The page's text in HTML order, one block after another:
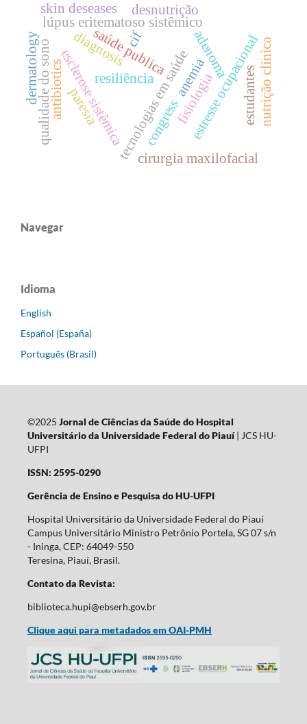
adenoma
tecnologias em saúde
esclerose sistêmica
lúpus eritematoso sistêmico
resiliência
cirurgia maxilofacial
estresse ocupacionalnutrição clínica
saúde publica
paresia
antibiotics
qualidade do sono cif
desnutrição
anemia estudantes
diagnosis
skin deseases
dermatology fisiologia
congress
Navegar
Idioma
English
Español (España)
Português (Brasil)
©2025 Jornal de Ciências da Saúde do Hospital
Universitário da Universidade Federal do Piauí| JCS HU-
UFPI
ISSN: 2595-0290
Gerência de Ensino e Pesquisa do HU-UFPI
Hospital Universitário da Universidade Federal do Piauí
Campus Universitário Ministro Petrônio Portela, SG 07 s/n
- Ininga, CEP: 64049-550
Teresina, Piauí, Brasil.
Contato da Revista:
biblioteca.hupi@ebserh.gov.br
Clique aqui para metadados em OAI-PMH